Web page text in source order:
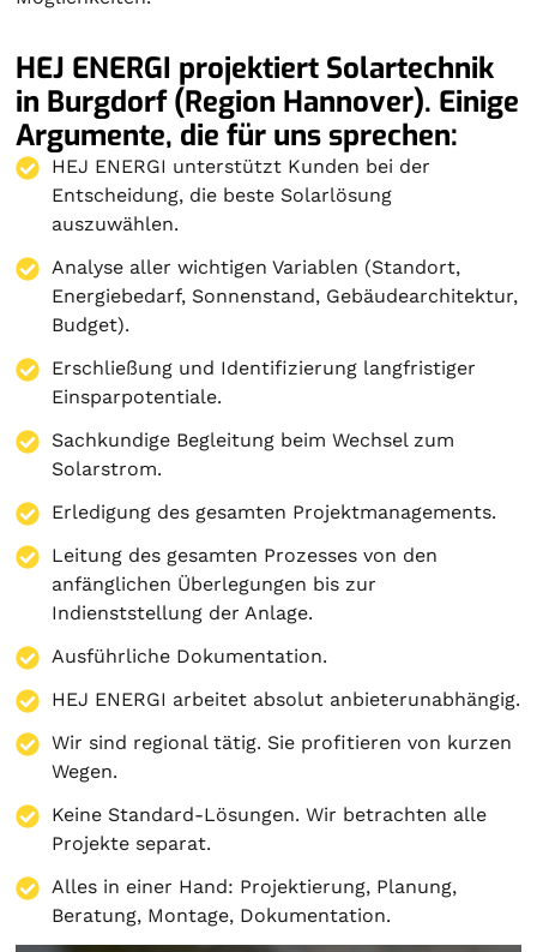
HEJ ENERGI projektiert Solartechnik
in Burgdorf (Region Hannover). Einige
Argumente, die für uns sprechen:
HEJ ENERGI unterstützt Kunden bei der
Entscheidung, die beste Solarlösung
auszuwählen.
Analyse aller wichtigen Variablen (Standort,
Energiebedarf, Sonnenstand, Gebäudearchitektur,
Budget).
Erschließung und Identifizierung langfristiger
Einsparpotentiale.
Sachkundige Begleitung beim Wechsel zum
Solarstrom.
Erledigung des gesamten Projektmanagements.
Leitung des gesamten Prozesses von den
anfänglichen Überlegungen bis zur
Indienststellung der Anlage.
Ausführliche Dokumentation.
HEJ ENERGI arbeitet absolut anbieterunabhängig.
Wir sind regional tätig. Sie profitieren von kurzen
Wegen.
Keine Standard-Lösungen. Wir betrachten alle
Projekte separat.
Alles in einer Hand: Projektierung, Planung,
Beratung, Montage, Dokumentation.